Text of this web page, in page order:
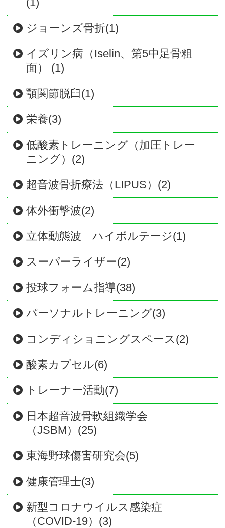
ジョーンズ骨折(1)
イズリン病（Iselin、第5中足骨粗
面） (1)
顎関節脱臼(1)
栄養(3)
低酸素トレーニング（加圧トレー
ニング）(2)
超音波骨折療法（LIPUS）(2)
体外衝撃波(2)
立体動態波 ハイボルテージ(1)
スーパーライザー(2)
投球フォーム指導(38)
パーソナルトレーニング(3)
コンディショニングスペース(2)
酸素カプセル(6)
トレーナー活動(7)
日本超音波骨軟組織学会
（JSBM）(25)
東海野球傷害研究会(5)
健康管理士(3)
新型コロナウイルス感染症
（COVID-19）(3)